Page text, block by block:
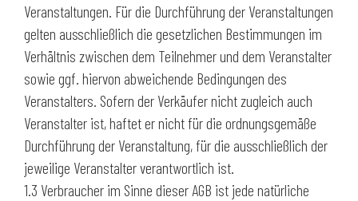
Veranstaltungen. Für die Durchführung der Veranstaltungen
gelten ausschließlich die gesetzlichen Bestimmungen im
Verhältnis zwischen dem Teilnehmer und dem Veranstalter
sowie ggf. hiervon abweichende Bedingungen des
Veranstalters. Sofern der Verkäufer nicht zugleich auch
Veranstalter ist, haftet er nicht für die ordnungsgemäße
Durchführung der Veranstaltung, für die ausschließlich der
jeweilige Veranstalter verantwortlich ist.
1.3 Verbraucher im Sinne dieser AGB ist jede natürliche